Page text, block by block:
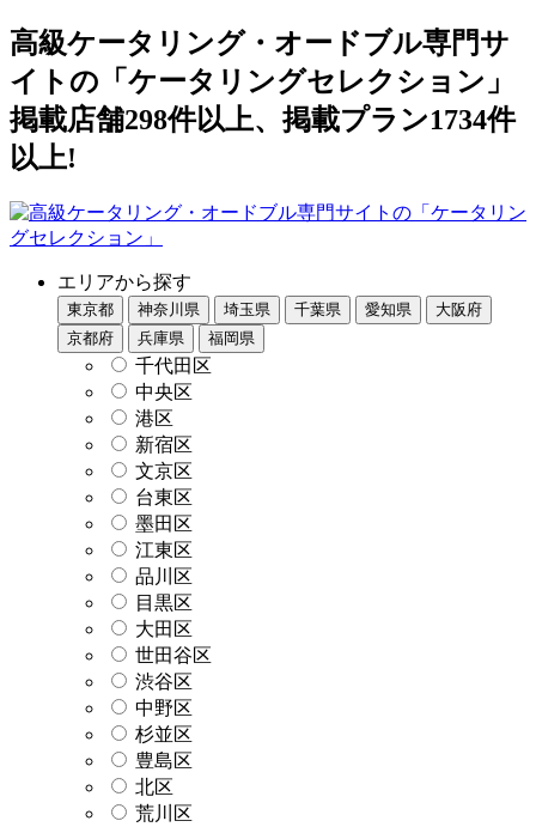
高級ケータリング・オードブル専門サ
イトの「ケータリングセレクション」
掲載店舗298件以上、掲載プラン1734件
以上!
エリアから探す
東京都 神奈川県 埼玉県 千葉県 愛知県
大阪府
京都府
兵庫県 福岡県
千代田区
中央区
港区
新宿区
文京区
台東区
墨田区
江東区
品川区
目黒区
大田区
世田谷区
渋谷区
中野区
杉並区
豊島区
北区
荒川区